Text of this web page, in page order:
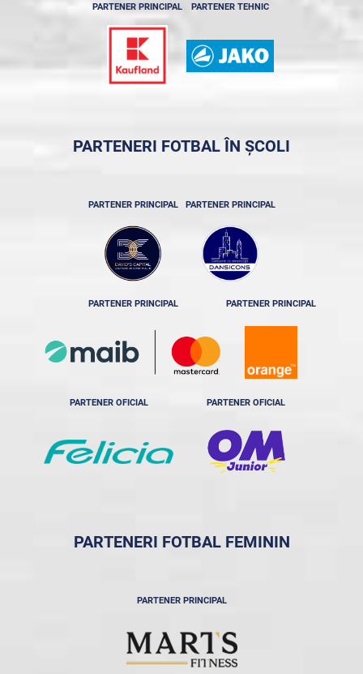
PARTENER PRINCIPAL PARTENER TEHNIC
PARTENERI FOTBAL ÎN ȘCOLI
PARTENER PRINCIPAL PARTENER PRINCIPAL
PARTENER PRINCIPAL PARTENER PRINCIPAL
PARTENER OFICIAL PARTENER OFICIAL
PARTENERI FOTBAL FEMININ
PARTENER PRINCIPAL